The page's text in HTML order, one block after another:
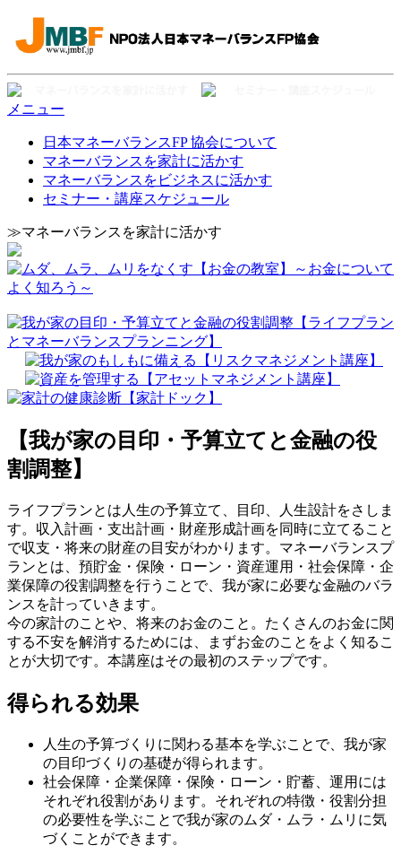
メニュー
日本マネーバランスFP 協会について
マネーバランスを家計に活かす
マネーバランスをビジネスに活かす
セミナー・講座スケジュール
≫マネーバランスを家計に活かす
【我が家の目印・予算立てと金融の役
割調整】
ライフプランとは人生の予算立て、目印、人生設計をさしま
す。収入計画・支出計画・財産形成計画を同時に立てること
で収支・将来の財産の目安がわかります。マネーバランスプ
ランとは、預貯金・保険・ローン・資産運用・社会保障・企
業保障の役割調整を行うことで、我が家に必要な金融のバラ
ンスを計っていきます。
今の家計のことや、将来のお金のこと。たくさんのお金に関
する不安を解消するためには、まずお金のことをよく知るこ
とが大切です。本講座はその最初のステップです。
得られる効果
人生の予算づくりに関わる基本を学ぶことで、我が家
の目印づくりの基礎が得られます。
社会保障・企業保障・保険・ローン・貯蓄、運用には
それぞれ役割があります。それぞれの特徴・役割分担
の必要性を学ぶことで我が家のムダ・ムラ・ムリに気
づくことができます。